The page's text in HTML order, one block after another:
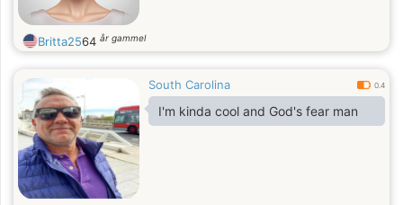
Britta2564 år gammel
South Carolina 0.4
I'm kinda cool and God's fear man